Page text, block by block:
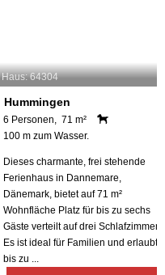
Haus: 64304
Hummingen
6 Personen, 71 m²
100 m zum Wasser.
Dieses charmante, frei stehende
Ferienhaus in Dannemare,
Dänemark, bietet auf 71 m²
Wohnfläche Platz für bis zu sechs
Gäste verteilt auf drei Schlafzimmer.
Es ist ideal für Familien und erlaubt
bis zu ...